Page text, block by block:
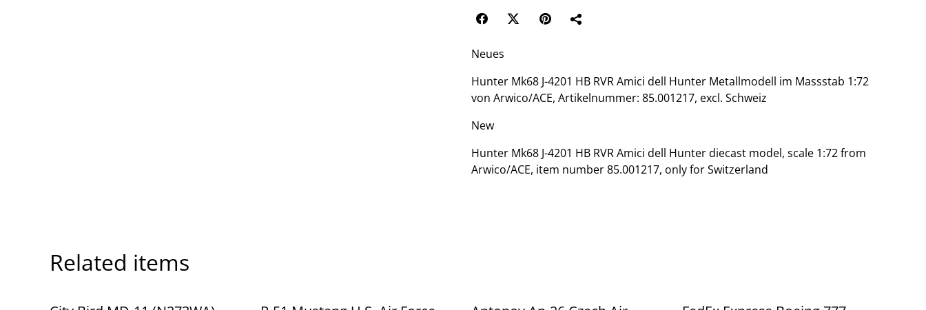
Neues
Hunter Mk68 J-4201 HB RVR Amici dell Hunter Metallmodell im Massstab 1:72
von Arwico/ACE, Artikelnummer: 85.001217, excl. Schweiz
New
Hunter Mk68 J-4201 HB RVR Amici dell Hunter diecast model, scale 1:72 from
Arwico/ACE, item number 85.001217, only for Switzerland
Related items